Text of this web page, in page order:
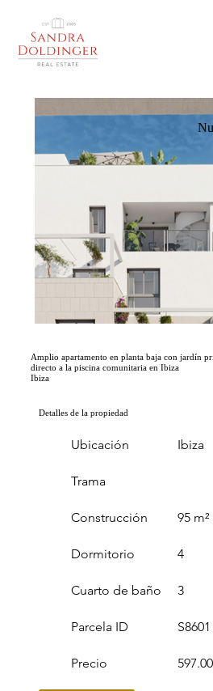
Amplio apartamento en planta baja con jardín
directo a la piscina comunitaria en Ibiza
Ibiza
Detalles de la propiedad
Ubicación
Trama
Construcción
Ibiza
95 m²
Dormitorio
Cuarto de baño
4
3
Parcela ID
Precio
S8601